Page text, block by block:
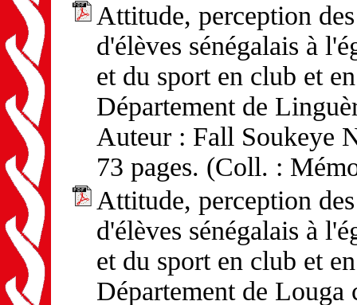
Attitude, perception
d'élèves sénégalais à
et du sport en club et
Département de
Auteur : Fall Soukeye
73 pages. (Coll. :
Attitude, perception
d'élèves sénégalais à
et du sport en club et
Département de Louga